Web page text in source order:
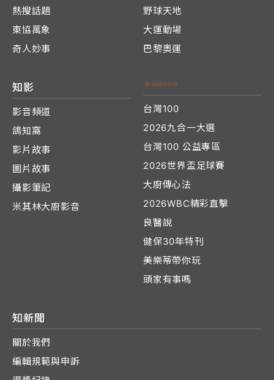
熱搜話題
東協萬象
奇人妙事
野球天地
大運動場
巴黎奧運
知影
影音頻道
鴿知窩
影片故事
圖片故事
攝影筆記
米其林大廚影音
台灣100
2026九合一大選
台灣100 公益專區
2026世界盃足球賽
大廚傳心法
2026WBC精彩直擊
良醫說
健保30年特刊
美樂蒂帶你玩
頭家有事嗎
知新聞
關於我們
編輯規範與申訴